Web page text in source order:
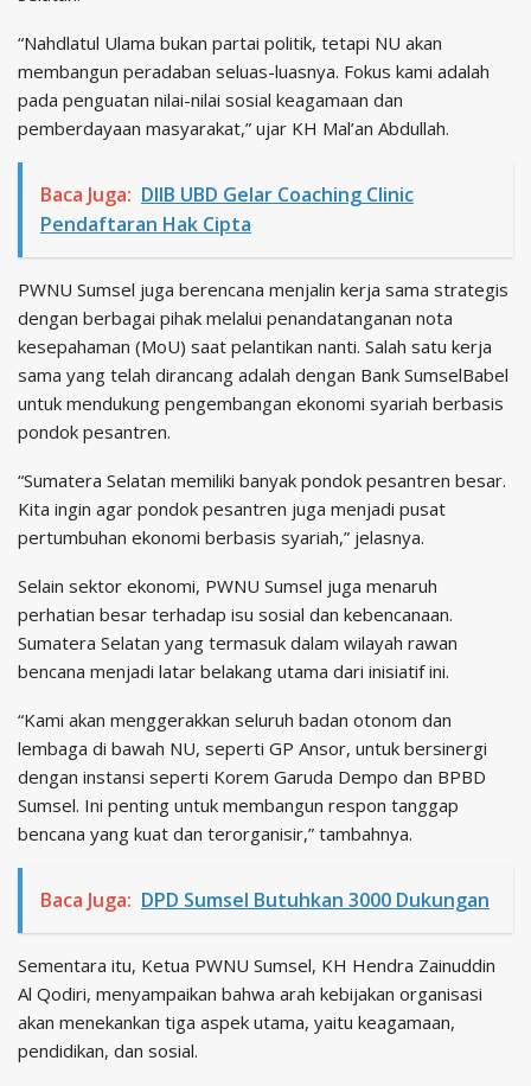
“Nahdlatul Ulama bukan partai politik, tetapi NU akan
membangun peradaban seluas-luasnya. Fokus kami adalah
pada penguatan nilai-nilai sosial keagamaan dan
pemberdayaan masyarakat,” ujar KH Mal’an Abdullah.
Baca Juga: DIIB UBD Gelar Coaching Clinic
Pendaftaran Hak Cipta
PWNU Sumsel juga berencana menjalin kerja sama strategis
dengan berbagai pihak melalui penandatanganan nota
kesepahaman (MoU) saat pelantikan nanti. Salah satu kerja
sama yang telah dirancang adalah dengan Bank SumselBabel
untuk mendukung pengembangan ekonomi syariah berbasis
pondok pesantren.
“Sumatera Selatan memiliki banyak pondok pesantren besar.
Kita ingin agar pondok pesantren juga menjadi pusat
pertumbuhan ekonomi berbasis syariah,” jelasnya.
Selain sektor ekonomi, PWNU Sumsel juga menaruh
perhatian besar terhadap isu sosial dan kebencanaan.
Sumatera Selatan yang termasuk dalam wilayah rawan
bencana menjadi latar belakang utama dari inisiatif ini.
“Kami akan menggerakkan seluruh badan otonom dan
lembaga di bawah NU, seperti GP Ansor, untuk bersinergi
dengan instansi seperti Korem Garuda Dempo dan BPBD
Sumsel. Ini penting untuk membangun respon tanggap
bencana yang kuat dan terorganisir,” tambahnya.
Baca Juga: DPD Sumsel Butuhkan 3000 Dukungan
Sementara itu, Ketua PWNU Sumsel, KH Hendra Zainuddin
Al Qodiri, menyampaikan bahwa arah kebijakan organisasi
akan menekankan tiga aspek utama, yaitu keagamaan,
pendidikan, dan sosial.